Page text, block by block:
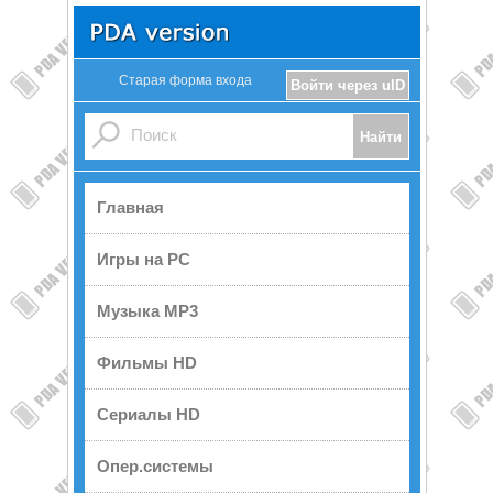
Войти через uID
Старая форма входа
Главная
Игры на PC
Музыка MP3
Фильмы HD
Сериалы HD
Опер.системы